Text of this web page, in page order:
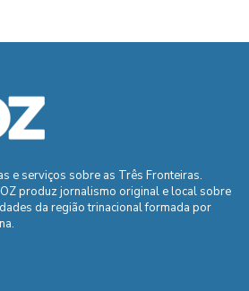
e serviços sobre as Três Fronteiras.
produz jornalismo original e local sobre
da região trinacional formada por